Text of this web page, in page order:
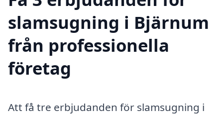
slamsugning i Bjärnum
från professionella
företag
Att få tre erbjudanden för slamsugning i